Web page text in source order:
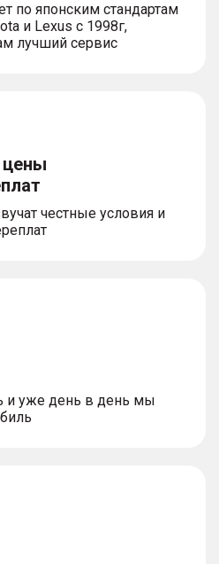
по японским стандартам
и Lexus с 1998г,
лучший сервис
цены
честные условия и
и уже день в день мы